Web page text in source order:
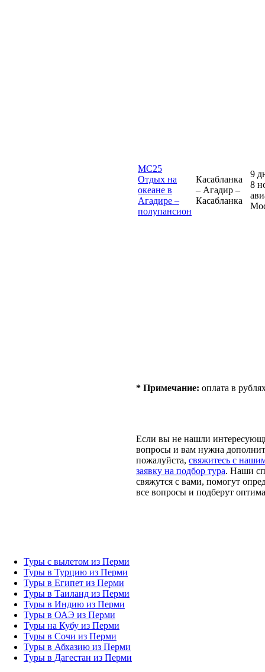
MC25
Отдых на
океане в
Агадире –
полупансион
Касабланка
– Агадир –
Касабланка
9
8
* Примечание: оплата в
Если вы не нашли
вопросы и вам нужна
пожалуйста, свяжитесь с
заявку на подбор тура. Наши
свяжутся с вами, помогут
все вопросы и подберут
Туры с вылетом из Перми
Туры в Турцию из Перми
Туры в Египет из Перми
Туры в Таиланд из Перми
Туры в Индию из Перми
Туры в ОАЭ из Перми
Туры на Кубу из Перми
Туры в Сочи из Перми
Туры в Абхазию из Перми
Туры в Дагестан из Перми